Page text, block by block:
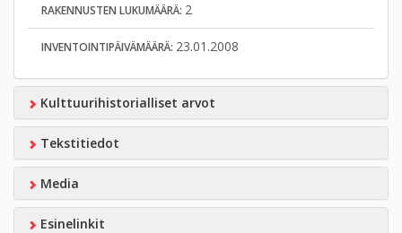
RAKENNUSTEN LUKUMÄÄRÄ: 2
INVENTOINTIPÄIVÄMÄÄRÄ: 23.01.2008
Kulttuurihistorialliset arvot
Tekstitiedot
Media
Esinelinkit